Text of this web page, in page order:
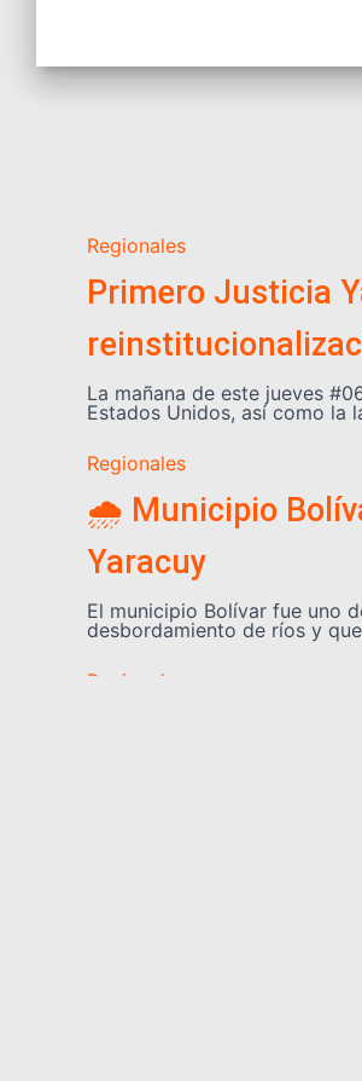
Regionales
Primero Justicia
La mañana de este jueves
Estados Unidos, así como la
Regionales
🌧️ Municipio
Yaracuy
El municipio Bolívar fue uno
desbordamiento de ríos y
Regionales